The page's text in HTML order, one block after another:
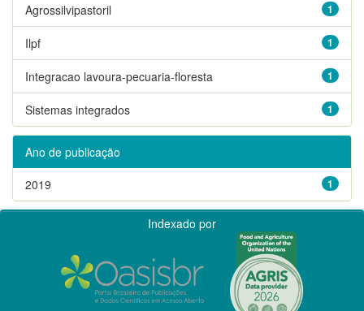
1
Agrossilvipastoril
1
Ilpf
1
Integracao lavoura-pecuaria-floresta
1
Sistemas integrados
Ano de publicação
1
2019
Indexado por